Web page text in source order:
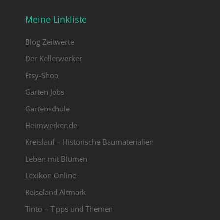
Meine Linkliste
Blog Zeitwerte
Der Kellerwerker
Etsy-Shop
Garten Jobs
Gartenschule
Heimwerker.de
Kreislauf – Historische Baumaterialien
Leben mit Blumen
Lexikon Online
Reiseland Altmark
Tinto – Tipps und Themen